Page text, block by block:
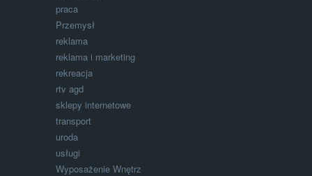
praca
Przemysł
reklama
reklama i marketing
rekreacja
rtv agd
sklepy internetowe
transport
uroda
usługi
Wyposażenie Wnętrz